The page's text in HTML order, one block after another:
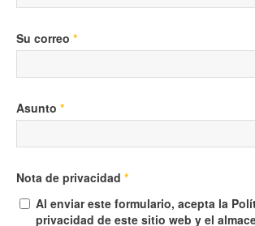
Su correo *
Asunto *
Nota de privacidad *
Al enviar este formulario, acepta la
privacidad de este sitio web y el